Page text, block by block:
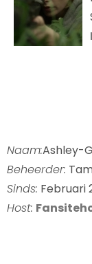
Naam:Ashley-
Beheerder:
Sinds: Februari
Host: